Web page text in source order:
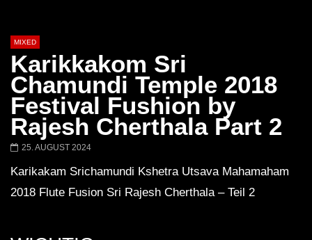
Später
Barbara Lago @ Kappa
FuturFestival 2024
THEMBA @
LUCA DEA
MIXED
Karikkakom Sri
Chamundi Temple 2018
Festival Fushion by
Rajesh Cherthala Part 2
25. AUGUST 2024
Karikakam Srichamundi Kshetra Utsava Mahamaham
2018 Flute Fusion Sri Rajesh Cherthala – Teil 2